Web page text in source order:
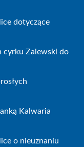
dotyczące
cyrku Zalewski do
Kalwaria
o nieuznaniu